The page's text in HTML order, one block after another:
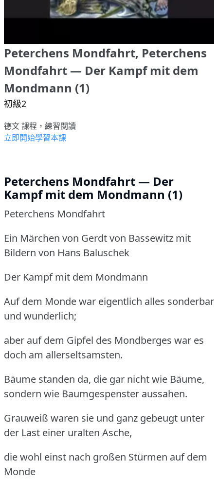
Peterchens Mondfahrt, Peterchens
Mondfahrt — Der Kampf mit dem
Mondmann (1)
初級2
德文 課程，練習閱讀
立即開始學習本課
Peterchens Mondfahrt — Der
Kampf mit dem Mondmann (1)
Peterchens Mondfahrt
Ein Märchen von Gerdt von Bassewitz mit
Bildern von Hans Baluschek
Der Kampf mit dem Mondmann
Auf dem Monde war eigentlich alles sonderbar
und wunderlich;
aber auf dem Gipfel des Mondberges war es
doch am allerseltsamsten.
Bäume standen da, die gar nicht wie Bäume,
sondern wie Baumgespenster aussahen.
Grauweiß waren sie und ganz gebeugt unter
der Last einer uralten Asche,
die wohl einst nach großen Stürmen auf dem
Monde